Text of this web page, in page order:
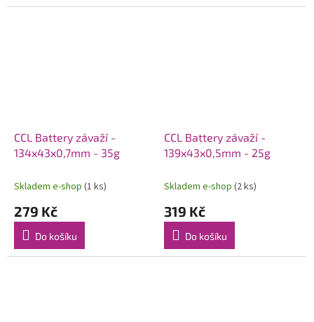
CCL Battery závaží -
134x43x0,7mm - 35g
Skladem e-shop (1 ks)
279 Kč
Do košíku
CCL Battery závaží -
139x43x0,5mm - 25g
Skladem e-shop (2 ks)
319 Kč
Do košíku